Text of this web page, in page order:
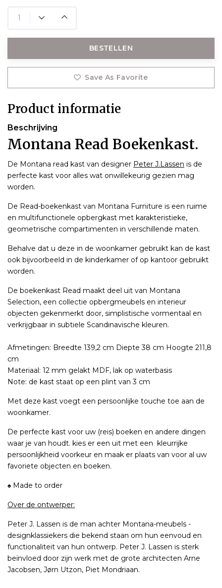
BESTELLEN
Save As Favorite
Product informatie
Beschrijving
Montana Read Boekenkast.
De Montana read kast van designer Peter J.Lassen is de
perfecte kast voor alles wat onwillekeurig gezien mag
worden.
De Read-boekenkast van Montana Furniture is een ruime
en multifunctionele opbergkast met karakteristieke,
geometrische compartimenten in verschillende maten.
Behalve dat u deze in de woonkamer gebruikt kan de kast
ook bijvoorbeeld in de kinderkamer of op kantoor gebruikt
worden.
De boekenkast Read maakt deel uit van Montana
Selection, een collectie opbergmeubels en interieur
objecten gekenmerkt door, simplistische vormentaal en
verkrijgbaar in subtiele Scandinavische kleuren.
Afmetingen: Breedte 139,2 cm Diepte 38 cm Hoogte 211,8
cm
Materiaal: 12 mm gelakt MDF, lak op waterbasis
Note: de kast staat op een plint van 3 cm
Met deze kast voegt een persoonlijke touche toe aan de
woonkamer.
De perfecte kast voor uw (reis) boeken en andere dingen
waar je van houdt. kies er een uit met een kleurrijke
persoonlijkheid voorkeur en maak er plaats van voor al uw
favoriete objecten en boeken.
♠ Made to order
Over de ontwerper:
Peter J. Lassen is de man achter Montana-meubels -
designklassiekers die bekend staan om hun eenvoud en
functionaliteit van hun ontwerp. Peter J. Lassen is sterk
beïnvloed door zijn werk met de grote architecten Arne
Jacobsen, Jørn Utzon, Piet Mondriaan.